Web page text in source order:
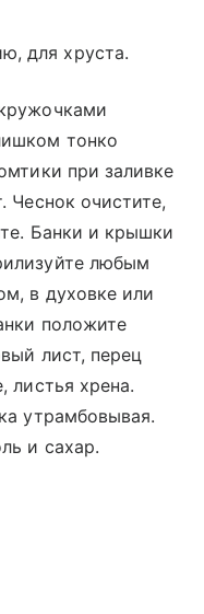
для хруста.
тонко
при заливке
Чеснок очистите,
Банки и крышки
любым
в духовке или
положите
лист, перец
листья хрена.
утрамбовывая.
и сахар.